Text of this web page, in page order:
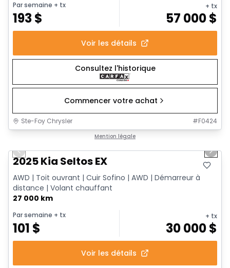
Par semaine + tx
193$
+ tx
57 000$
Voir les détails
Consultez l'historique
Commencer votre achat
Ste-Foy Chrysler #F0424
Mention légale
Previous slide Next
2025 Kia Seltos EX
AWD | Toit ouvrant | Cuir Sofino | AWD | Démarreur à
distance | Volant chauffant
27 000 km
Par semaine + tx
101 $
+ tx
30 000$
Voir les détails